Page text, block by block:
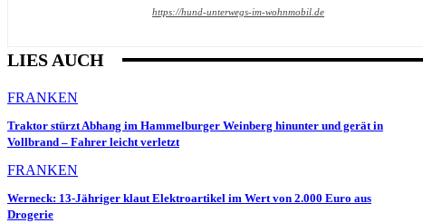
https://hund-unterwegs-im-wohnmobil.de
LIES AUCH
FRANKEN
Traktor stürzt Abhang im Hammelburger Weinberg hinunter und gerät in
Vollbrand – Fahrer leicht verletzt
FRANKEN
Werneck: 13-Jähriger klaut Elektroartikel im Wert von 2.000 Euro aus
Drogerie